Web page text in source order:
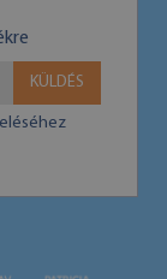
KÜLDÉS